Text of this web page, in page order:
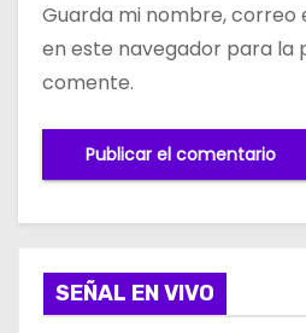
Guarda mi nombre, correo
en este navegador para la
comente.
SEÑAL EN VIVO